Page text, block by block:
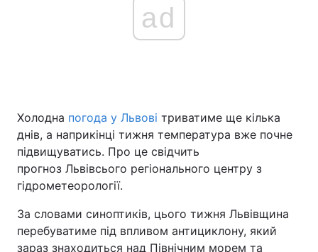
ad
Холодна погода у Львові триватиме ще кілька
днів, а наприкінці тижня температура вже почне
підвищуватись. Про це свідчить
прогноз Львівсього регіонального центру з
гідрометеорології.
За словами синоптиків, цього тижня Львівщина
перебуватиме під впливом антициклону, який
зараз знаходиться над Північним морем та